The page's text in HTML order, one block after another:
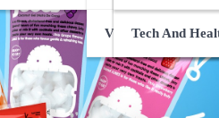
Health Guides
Tech And
Viral Infections